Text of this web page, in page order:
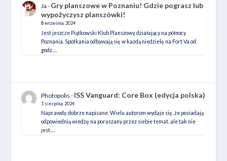
Ja - Gry planszowe w Poznaniu! Gdzie pograsz lub
wypożyczysz planszówki!
8 września, 2024
Jest jeszcze Piątkowski Klub Planszowy, działający na północy
Poznania. Spotkania odbywają się w każdą niedzielę na Fort Va od
godz.…
Photopolis - ISS Vanguard: Core Box (edycja polska)
1 sierpnia, 2024
Naprawdę dobrze napisane. Wielu autorom wydaje się, że posiadają
odpowiednią wiedzę na poruszany przez siebie temat, ale tak nie
jest.…